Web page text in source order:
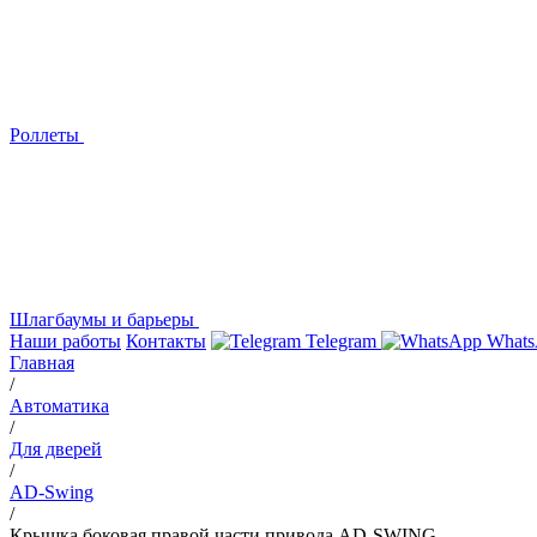
Роллеты
Шлагбаумы и барьеры
Наши работы Контакты Telegram
Главная
/
Автоматика
/
Для дверей
/
AD-Swing
/